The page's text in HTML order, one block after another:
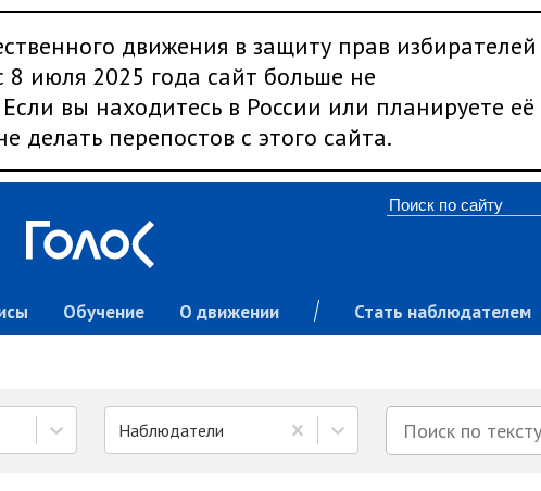
движения в защиту прав избирателей
8 июля 2025 года сайт больше не
вы находитесь в России или планируете её
перепостов с этого сайта.
Обучение О движении Стать наблюдателем
Наблюдатели